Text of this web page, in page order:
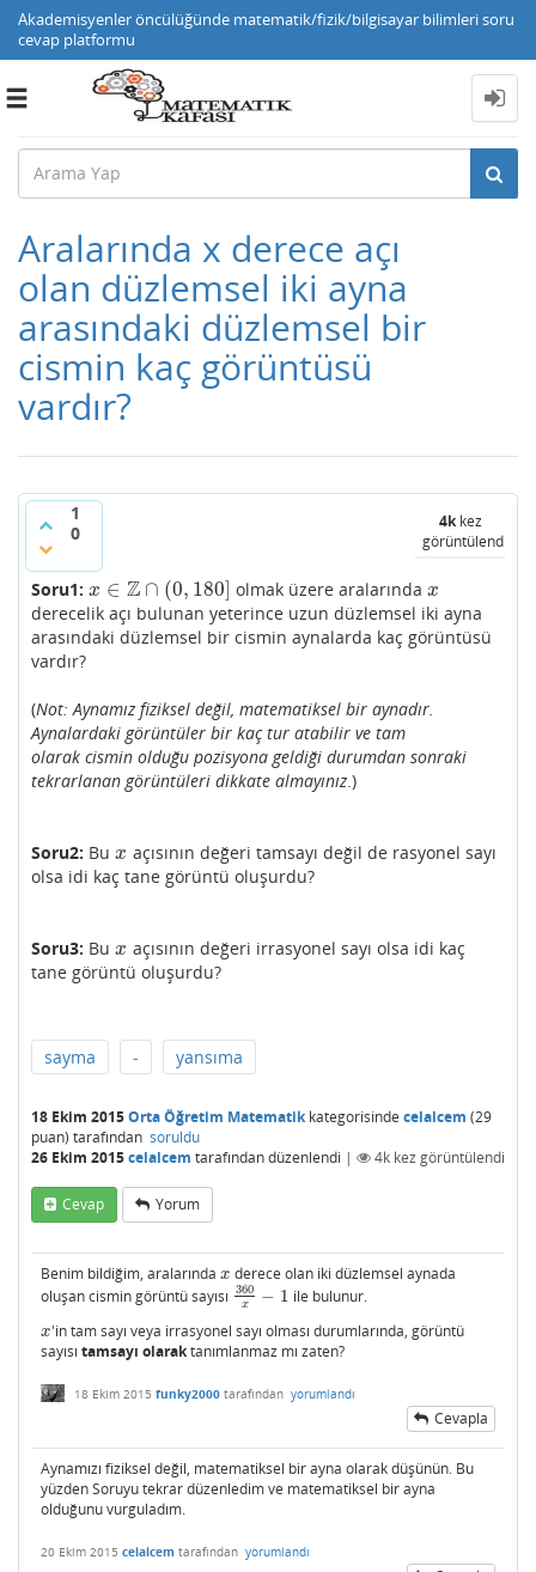
Akademisyenler öncülüğünde matematik/fizik/bilgisayar bilimleri soru
cevap platformu
Toggle
Aralarında x derece açı
olan düzlemsel iki ayna
arasındaki düzlemsel bir
cismin kaç görüntüsü
vardır?
1
0
4kkez
görüntülendi
Soru1: x ∈ Z ∩ (0, 180]
x∈Z ∩(0,180] olmak üzere aralarındax
x
derecelik açı bulunan yeterince uzun düzlemsel iki ayna
arasındaki düzlemsel bir cismin aynalarda kaç görüntüsü
vardır?
(Not: Aynamız fiziksel değil, matematiksel bir aynadır.
Aynalardaki görüntüler bir kaç tur atabilir ve tam
olarak cismin olduğu pozisyona geldiği durumdan sonraki
tekrarlanan görüntüleri dikkate almayınız.)
Soru2: Bu x
x açısının değeri tamsayı değil de rasyonel sayı
olsa idi kaç tane görüntü oluşurdu?
Soru3: Bu x
x açısının değeri irrasyonel sayı olsa idi kaç
tane görüntü oluşurdu?
sayma - yansıma
18 Ekim 2015Orta Öğretim Matematikkategorisinde celalcem (29
puan) tarafından soruldu
26 Ekim 2015celalcem tarafındandüzenlendi | 4k kez görüntülendi
Cevap Yorum
Benim bildiğim, aralarında x
x derece olan iki düzlemsel aynada
oluşan cismin görüntü sayısı 360
x − 1
360 x−1 ile bulunur.
x
x'in tam sayı veya irrasyonel sayı olması durumlarında, görüntü
sayısı tamsayı olaraktanımlanmaz mı zaten?
18 Ekim 2015 funky2000 tarafından yorumlandı
Cevapla
Aynamızı fiziksel değil, matematiksel bir ayna olarak düşünün. Bu
yüzden Soruyu tekrar düzenledim ve matematiksel bir ayna
olduğunu vurguladım.
20 Ekim 2015 celalcem tarafından yorumlandı